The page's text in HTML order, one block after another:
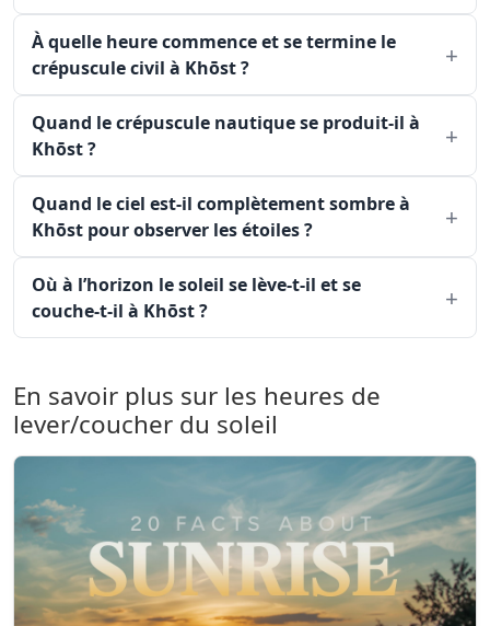
À quelle heure commence et se termine le
crépuscule civil à Khōst ?
Quand le crépuscule nautique se produit-il à
Khōst ?
Quand le ciel est-il complètement sombre à
Khōst pour observer les étoiles ?
Où à l’horizon le soleil se lève-t-il et se
couche-t-il à Khōst ?
En savoir plus sur les heures de
lever/coucher du soleil